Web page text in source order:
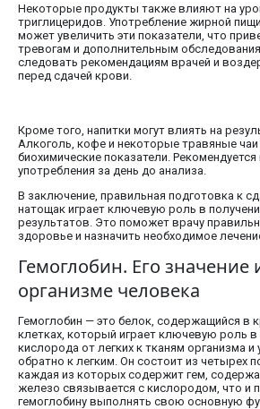
Некоторые продукты также влияют на
триглицеридов. Употребление жирной
может увеличить эти показатели, что
тревогам и дополнительным
следовать рекомендациям врачей и
перед сдачей крови.
Кроме того, напитки могут влиять на
Алкоголь, кофе и некоторые травяные чаи
биохимические показатели. Рекомендуется
употребления за день до анализа.
В заключение, правильная подготовка к
натощак играет ключевую роль в
результатов. Это поможет врачу
здоровье и назначить необходимое
Гемоглобин. Его значение
организме человека
Гемоглобин — это белок, содержащийся в
клетках, который играет ключевую роль
кислорода от легких к тканям организма и
обратно к легким. Он состоит из четырех
каждая из которых содержит гем,
железо связывается с кислородом, что и
гемоглобину выполнять свою основную